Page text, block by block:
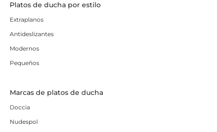
Platos de ducha por estilo
Extraplanos
Antideslizantes
Modernos
Pequeños
Marcas de platos de ducha
Doccia
Nudespol